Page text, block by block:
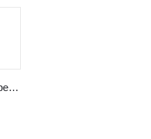
Удобный диван-кровать с ящиком и регулируемыми подголовниками AVANT